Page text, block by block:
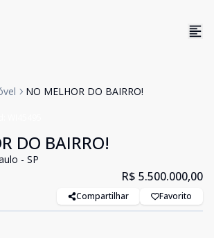
NO MELHOR DO BAIRRO!
DO BAIRRO!
- SP
R$ 5.500.000,00
Compartilhar Favorito